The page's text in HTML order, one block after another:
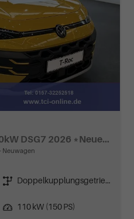
LIFE 1.5 eTSI 150PS/110kW DSG7 2026 *Neues Modell*
Neuwagen
Getriebe
Doppelkupplungsgetriebe (DSG)
110 kW (150 PS)